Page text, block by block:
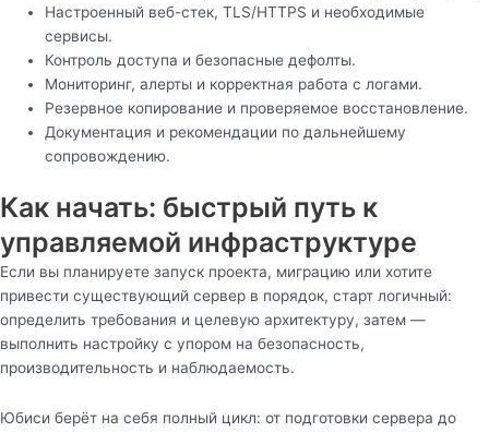
Настроенный веб-стек, TLS/HTTPS и необходимые
сервисы.
Контроль доступа и безопасные дефолты.
Мониторинг, алерты и корректная работа с логами.
Резервное копирование и проверяемое восстановление.
Документация и рекомендации по дальнейшему
сопровождению.
Как начать: быстрый путь к
управляемой инфраструктуре
Если вы планируете запуск проекта, миграцию или хотите
привести существующий сервер в порядок, старт логичный:
определить требования и целевую архитектуру, затем —
выполнить настройку с упором на безопасность,
производительность и наблюдаемость.
Юбиси берёт на себя полный цикл: от подготовки сервера до